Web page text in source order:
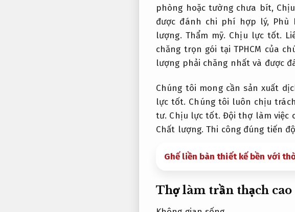
phòng hoặc tường chưa bít,
được đánh chi phí hợp lý, Phù
lượng. Thẩm mỹ. Chịu lực tốt.
chăng trọn gói tại TPHCM của
lượng phải chăng nhất và được
Chúng tôi mong cần sản xuất
lực tốt. Chúng tôi luôn chịu
tư. Chịu lực tốt. Đội thợ làm việc
Chất lượng. Thi công đúng tiến
Ghế liền bàn thiết kế bền với
Thợ làm trần thạch cao